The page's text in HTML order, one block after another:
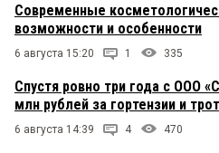
Современные
возможности и особенности
6 августа 15:20 1 335
Спустя ровно три года с ООО
млн рублей за гортензии и
6 августа 14:39 4 470